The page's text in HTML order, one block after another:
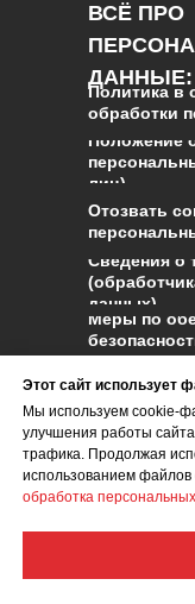
ВСЁ ПРО
ДАННЫЕ:
Политика в
обработки
Положение
лиц)
Правила
платежей
Меры по
данных и
инциденты
Сведения о
данных)
Отозвать
Этот сайт использует
Мы используем cookie-
улучшения работы
трафика. Продолжая
использованием файлов
обработка